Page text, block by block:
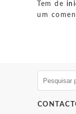
Tem de
um
por: